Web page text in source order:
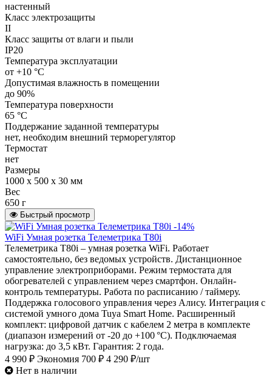
настенный
Класс электрозащиты
II
Класс защиты от влаги и пыли
IP20
Температура эксплуатации
от +10 °С
Допустимая влажность в помещении
до 90%
Температура поверхности
65 °С
Поддержание заданной температуры
нет, необходим внешний терморегулятор
Термостат
нет
Размеры
1000 х 500 х 30 мм
Вес
650 г
Быстрый просмотр
-14%
WiFi Умная розетка Телеметрика T80i
Телеметрика T80i – умная розетка WiFi. Работает
самостоятельно, без ведомых устройств. Дистанционное
управление электроприборами. Режим термостата для
обогревателей с управлением через смартфон. Онлайн-
контроль температуры. Работа по расписанию / таймеру.
Поддержка голосового управления через Алису. Интеграция с
системой умного дома Tuya Smart Home. Расширенный
комплект: цифровой датчик с кабелем 2 метра в комплекте
(диапазон измерений от -20 до +100 °C). Подключаемая
нагрузка: до 3,5 кВт. Гарантия: 2 года.
4 990 ₽ Экономия 700 ₽ 4 290 ₽/шт
Нет в наличии